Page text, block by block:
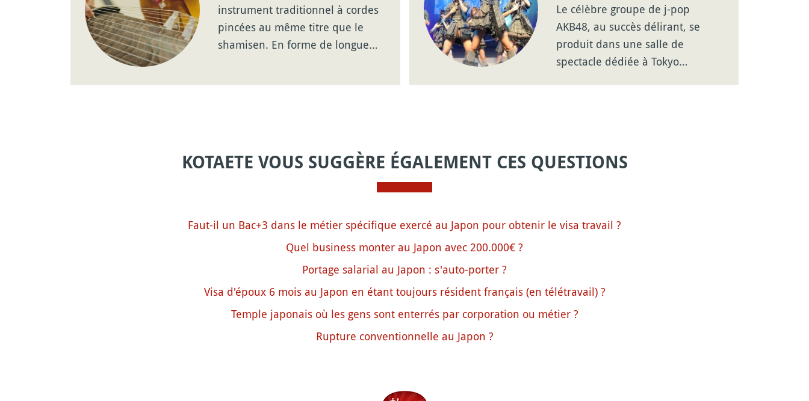
instrument traditionnel à cordes
pincées au même titre que le
shamisen. En forme de longue…
Le célèbre groupe de j-pop
AKB48, au succès délirant, se
produit dans une salle de
spectacle dédiée à Tokyo…
KOTAETE VOUS SUGGÈRE ÉGALEMENT CES QUESTIONS
Faut-il un Bac+3 dans le métier spécifique exercé au Japon pour obtenir le visa travail ?
Quel business monter au Japon avec 200.000€ ?
Portage salarial au Japon : s'auto-porter ?
Visa d'époux 6 mois au Japon en étant toujours résident français (en télétravail) ?
Temple japonais où les gens sont enterrés par corporation ou métier ?
Rupture conventionnelle au Japon ?